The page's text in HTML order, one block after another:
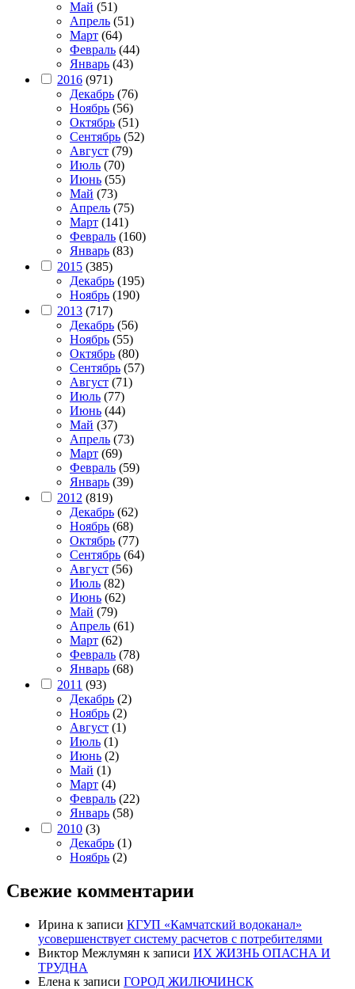
Май (51)
Апрель (51)
Март (64)
Февраль (44)
Январь (43)
2016 (971)
Декабрь (76)
Ноябрь (56)
Октябрь (51)
Сентябрь (52)
Август (79)
Июль (70)
Июнь (55)
Май (73)
Апрель (75)
Март (141)
Февраль (160)
Январь (83)
2015 (385)
Декабрь (195)
Ноябрь (190)
2013 (717)
Декабрь (56)
Ноябрь (55)
Октябрь (80)
Сентябрь (57)
Август (71)
Июль (77)
Июнь (44)
Май (37)
Апрель (73)
Март (69)
Февраль (59)
Январь (39)
2012 (819)
Декабрь (62)
Ноябрь (68)
Октябрь (77)
Сентябрь (64)
Август (56)
Июль (82)
Июнь (62)
Май (79)
Апрель (61)
Март (62)
Февраль (78)
Январь (68)
2011 (93)
Декабрь (2)
Ноябрь (2)
Август (1)
Июль (1)
Июнь (2)
Май (1)
Март (4)
Февраль (22)
Январь (58)
2010 (3)
Декабрь (1)
Ноябрь (2)
Свежие комментарии
Ирина к записи КГУП «Камчатский водоканал»
усовершенствует систему расчетов с потребителями
Виктор Межлумян к записи ИХ ЖИЗНЬ ОПАСНА И
ТРУДНА
Елена к записи ГОРОД ЖИЛЮЧИНСК